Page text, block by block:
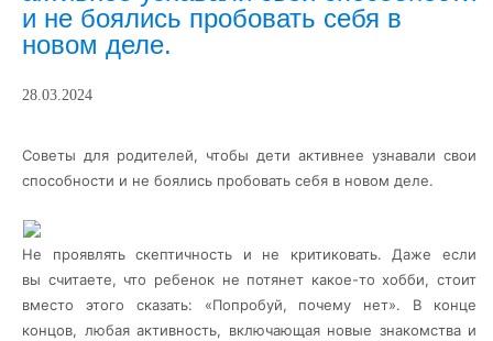
и не боялись пробовать себя в
новом деле.
28.03.2024
Советы для родителей, чтобы дети активнее узнавали свои
способности и не боялись пробовать себя в новом деле.
Не проявлять скептичность и не критиковать. Даже если
вы считаете, что ребенок не потянет какое-то хобби, стоит
вместо этого сказать: «Попробуй, почему нет». В конце
концов, любая активность, включающая новые знакомства и